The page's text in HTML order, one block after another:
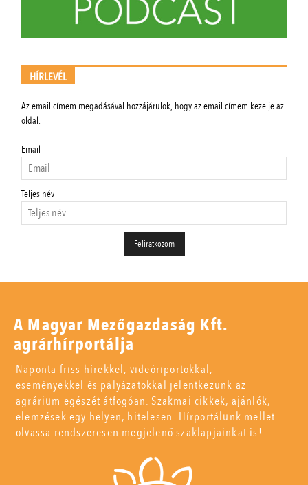
HÍRLEVÉL
Az email címem megadásával hozzájárulok, hogy az email címem kezelje az
oldal.
Email
Teljes név
A Magyar Mezőgazdaság Kft.
agrárhírportálja
Naponta friss hírekkel, videóriportokkal,
eseményekkel és pályázatokkal jelentkezünk az
agrárium egészét átfogóan. Szakmai cikkek, ajánlók,
elemzések egy helyen, hitelesen. Hírportálunk mellet
olvassa rendszeresen megjelenő szaklapjainkat is!